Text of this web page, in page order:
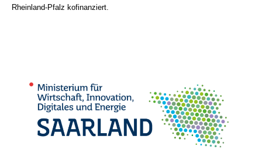
Rheinland-Pfalz kofinanziert.